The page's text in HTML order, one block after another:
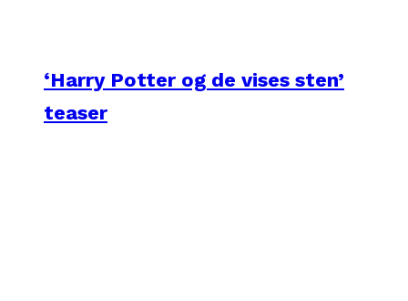
‘Harry Potter og de vises sten’
teaser